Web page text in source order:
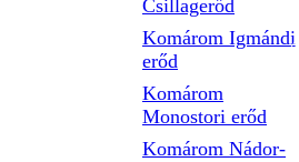
Csillagerőd
Komárom Igmándi
erőd
Komárom
Monostori erőd
Komárom Nádor-